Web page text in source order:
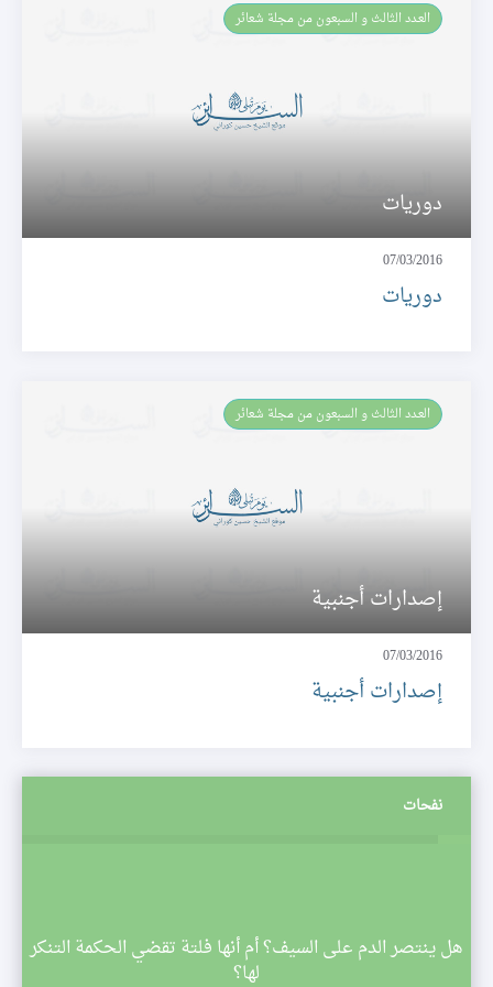
العـدد الثالث و السبعون من مجلة شعائر
دوريات
07/03/2016
دوريات
العـدد الثالث و السبعون من مجلة شعائر
إصدارات أجنبية
07/03/2016
إصدارات أجنبية
نفحات
هل ينتصر الدم على السيف؟ أم أنها فلتة تقضي الحكمة التنكر
لها؟